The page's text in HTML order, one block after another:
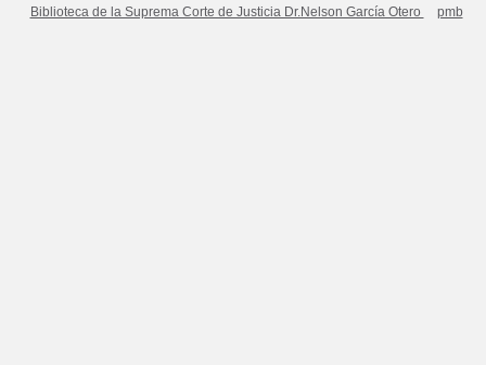
Biblioteca de la Suprema Corte de Justicia Dr.Nelson García Otero pmb